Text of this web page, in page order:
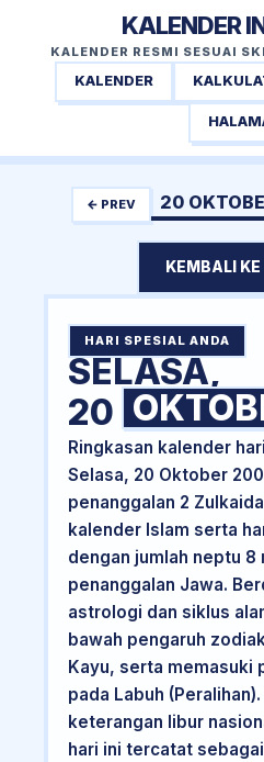
KALENDER
KALENDER RESMI SESUAI
KALENDER
← PREV 20
KEMBALI KE
HARI SPESIAL ANDA
SELASA,
20
Ringkasan kalender
Selasa, 20 Oktober
penanggalan 2
kalender Islam serta
dengan jumlah neptu 8
penanggalan Jawa.
astrologi dan siklus
bawah pengaruh
Kayu, serta memasuki
pada Labuh
keterangan libur
hari ini tercatat